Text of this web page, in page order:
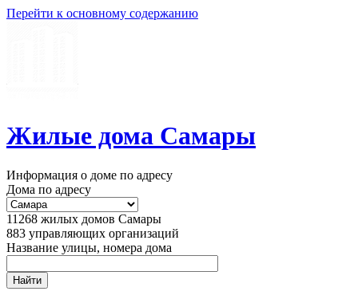
Перейти к основному содержанию
Жилые дома Самары
Информация о доме по адресу
Дома по адресу
11268 жилых домов Самары
883 управляющих организаций
Название улицы, номера дома